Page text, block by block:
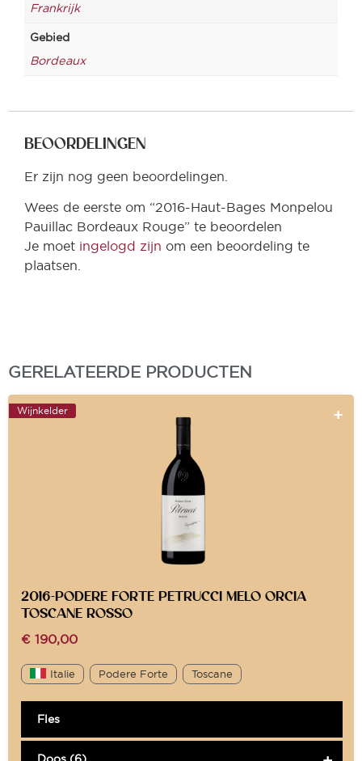
Frankrijk
Gebied
Bordeaux
BEOORDELINGEN
Er zijn nog geen beoordelingen.
Wees de eerste om “2016-Haut-Bages Monpelou
Pauillac Bordeaux Rouge” te beoordelen
Je moet ingelogd zijn om een beoordeling te
plaatsen.
GERELATEERDE PRODUCTEN
Wijnkelder
2016-PODERE FORTE PETRUCCI MELO ORCIA
TOSCANE ROSSO
€ 190,00
Italie Podere Forte Toscane
Fles